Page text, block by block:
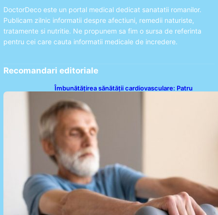
DoctorDeco este un portal medical dedicat sanatatii romanilor.
Publicam zilnic informatii despre afectiuni, remedii naturiste,
tratamente si nutritie. Ne propunem sa fim o sursa de referinta
pentru cei care cauta informatii medicale de incredere.
Recomandari editoriale
Îmbunătățirea sănătății cardiovasculare: Patru
la domiciliu